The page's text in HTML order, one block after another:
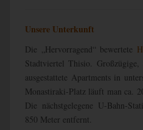
Unsere Unterkunft
Die „Hervorragend“ bewertete
Stadtviertel Thisio.
ausgestattete Apartments in
Monastiraki-Platz läuft man ca.
Die nächstgelegene U-Bahn-
850 Meter entfernt.